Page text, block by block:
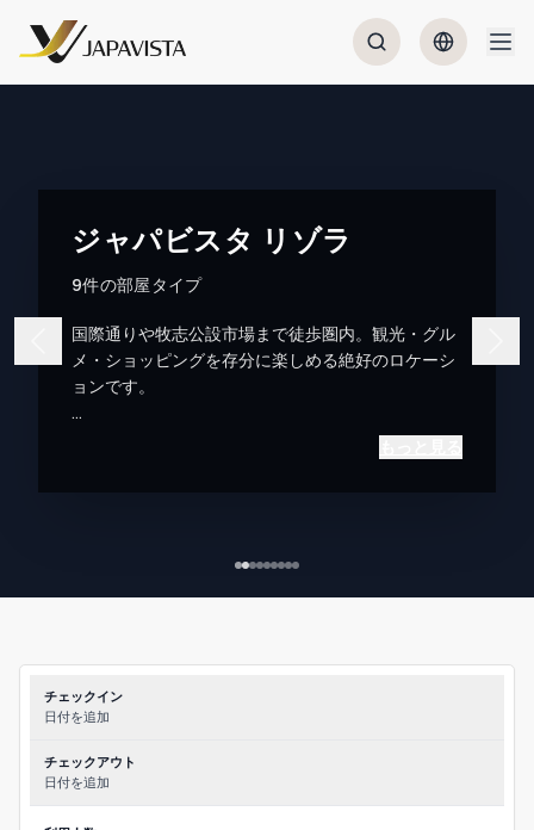
ジャパビスタ リゾラ
9件の部屋タイプ
国際通りや牧志公設市場まで徒歩圏内。観光・グル
メ・ショッピングを存分に楽しめる絶好のロケーシ
ョンです。
那覇空港からはモノレールで約20分と、沖縄観光の
国際通り徒歩7分の好立地
商店街目の前
室内フルリノベーション済
コンビニ徒歩2分以内
沖縄産直市場徒歩6分
調理道具完備
完全貸
チェックイン
日付を追加
チェックアウト
日付を追加